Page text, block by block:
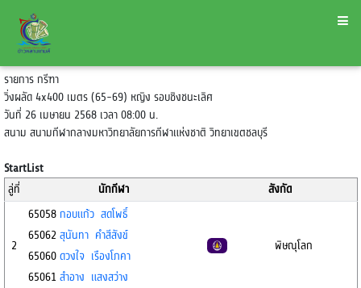
รายการ กรีฑา
วิ่งผลัด 4x400 เมตร (65-69) หญิง รอบชิงชนะเลิศ
วันที่ 26 เมษายน 2568 เวลา 08:00 น.
สนาม สนามกีฬากลางมหาวิทยาลัยการกีฬาแห่งชาติ วิทยาเขตชลบุรี
StartList
ลู่ที่
นักกีฬา สังกัด
2
65058 กอบแก้ว สดโพธิ์
65062 สุนันทา คำสีสังข์
65060 ดวงใจ เรืองโภคา
65061 สำอาง แสงสว่าง
พิษณุโลก